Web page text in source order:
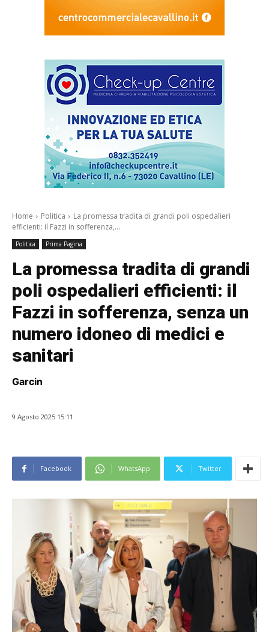
Home Politica
La promessa tradita di grandi poli ospedalieri
efficienti: il Fazzi in sofferenza,...
Politica Prima Pagina
La promessa tradita di grandi
poli ospedalieri efficienti: il
Fazzi in sofferenza, senza un
numero idoneo di medici e
sanitari
Garcin
9 Agosto 2025 15:11
Facebook WhatsApp Twitter